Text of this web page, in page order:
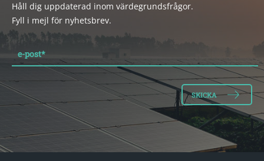
Håll dig uppdaterad inom värdegrundsfrågor.
Fyll i mejl för nyhetsbrev.
e-post*